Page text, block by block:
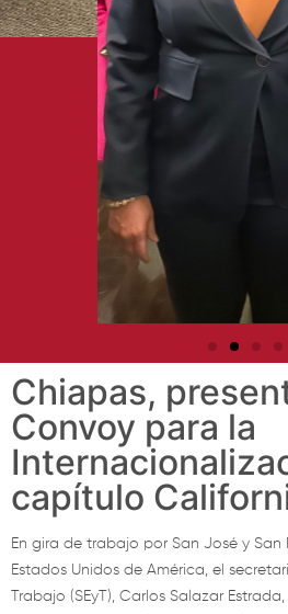
Chiapas,
Convoy para la
capítulo
En gira de trabajo por San José y San
Estados Unidos de América, el
Trabajo (SEyT), Carlos Salazar